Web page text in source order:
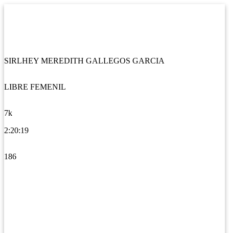
SIRLHEY MEREDITH GALLEGOS GARCIA
LIBRE FEMENIL
7k
2:20:19
186